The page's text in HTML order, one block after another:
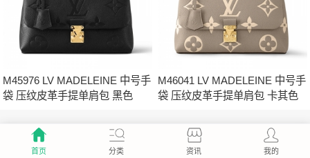
M45976 LV MADELEINE 中号手
袋 压纹皮革手提单肩包 黑色
M46041 LV MADELEINE 中号手
袋 压纹皮革手提单肩包 卡其色
首页 分类 资讯 我的